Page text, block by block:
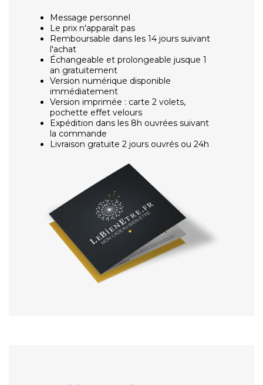
Message personnel
Le prix n'apparaît pas
Remboursable dans les 14 jours suivant
l'achat
Échangeable et prolongeable jusque 1
an gratuitement
Version numérique disponible
immédiatement
Version imprimée : carte 2 volets,
pochette effet velours
Expédition dans les 8h ouvrées suivant
la commande
Livraison gratuite 2 jours ouvrés ou 24h